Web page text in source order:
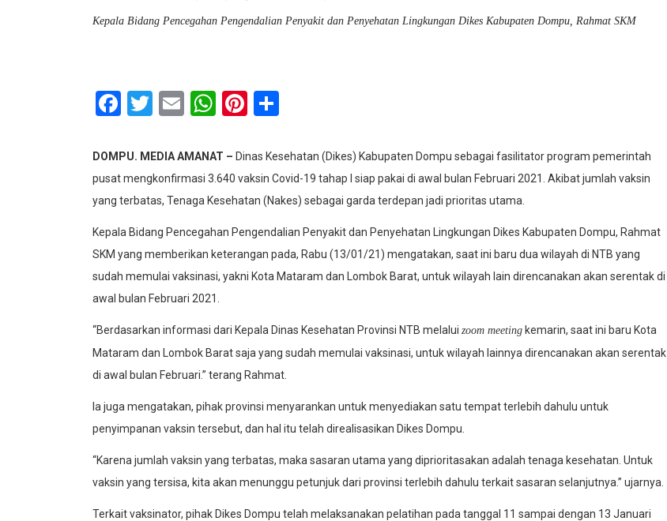
Kepala Bidang Pencegahan Pengendalian Penyakit dan Penyehatan Lingkungan Dikes Kabupaten Dompu, Rahmat SKM
Facebook
Twitter
EmailWhatsApp
Pinterest
DOMPU. MEDIA AMANAT – Dinas Kesehatan (Dikes) Kabupaten Dompu sebagai fasilitator program pemerintah
pusat mengkonfirmasi 3.640 vaksin Covid-19 tahap I siap pakai di awal bulan Februari 2021. Akibat jumlah vaksin
yang terbatas, Tenaga Kesehatan (Nakes) sebagai garda terdepan jadi prioritas utama.
Kepala Bidang Pencegahan Pengendalian Penyakit dan Penyehatan Lingkungan Dikes Kabupaten Dompu, Rahmat
SKM yang memberikan keterangan pada, Rabu (13/01/21) mengatakan, saat ini baru dua wilayah di NTB yang
sudah memulai vaksinasi, yakni Kota Mataram dan Lombok Barat, untuk wilayah lain direncanakan akan serentak di
awal bulan Februari 2021.
“Berdasarkan informasi dari Kepala Dinas Kesehatan Provinsi NTB melalui zoom meeting kemarin, saat ini baru Kota
Mataram dan Lombok Barat saja yang sudah memulai vaksinasi, untuk wilayah lainnya direncanakan akan serentak
di awal bulan Februari.” terang Rahmat.
Ia juga mengatakan, pihak provinsi menyarankan untuk menyediakan satu tempat terlebih dahulu untuk
penyimpanan vaksin tersebut, dan hal itu telah direalisasikan Dikes Dompu.
“Karena jumlah vaksin yang terbatas, maka sasaran utama yang diprioritasakan adalah tenaga kesehatan. Untuk
vaksin yang tersisa, kita akan menunggu petunjuk dari provinsi terlebih dahulu terkait sasaran selanjutnya.” ujarnya.
Terkait vaksinator, pihak Dikes Dompu telah melaksanakan pelatihan pada tanggal 11 sampai dengan 13 Januari